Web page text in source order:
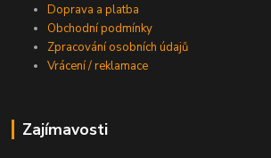
Doprava a platba
Obchodní podmínky
Zpracování osobních údajů
Vrácení / reklamace
Zajímavosti